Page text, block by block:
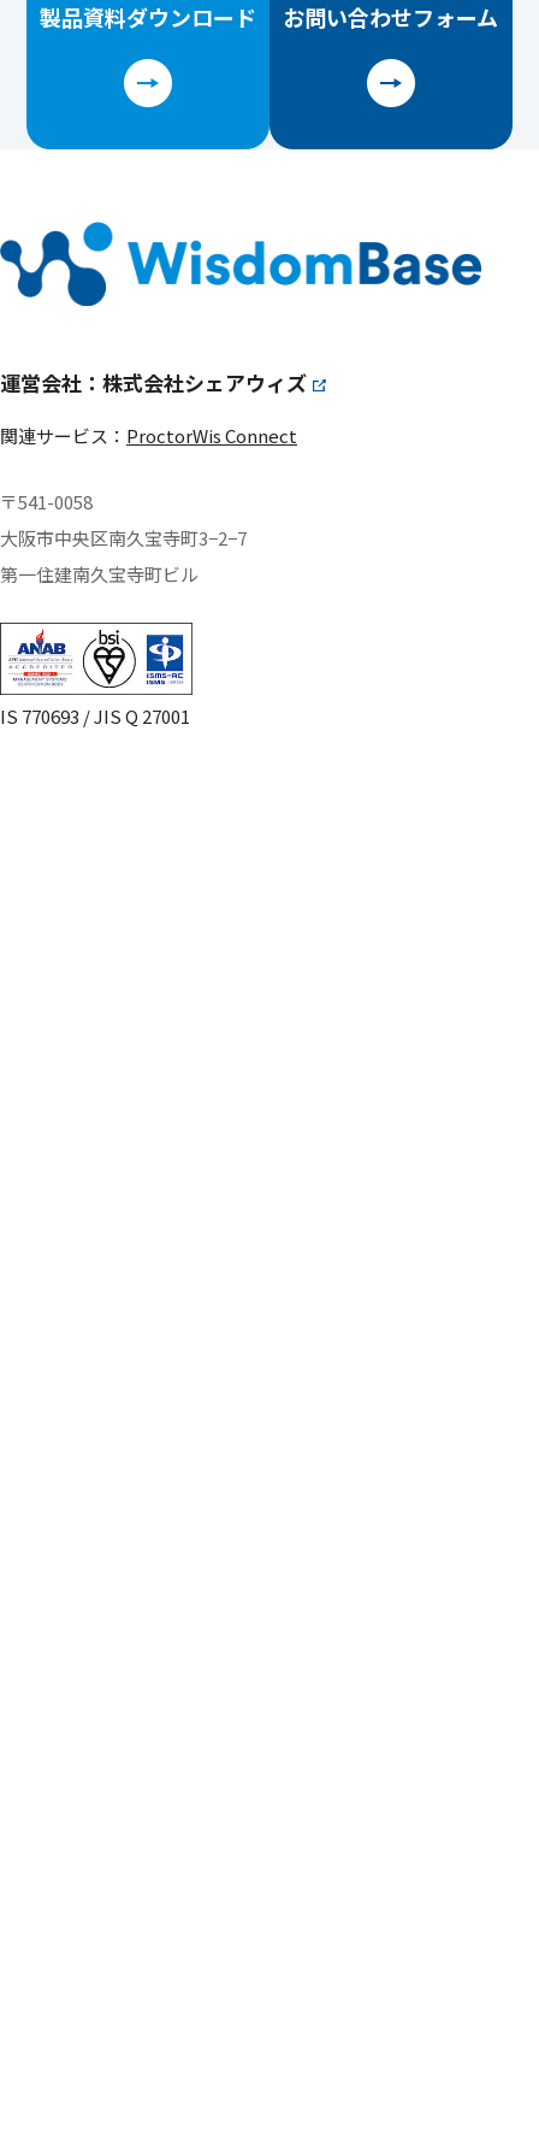
製品資料ダウンロード お問い合わせフォーム
運営会社：株式会社シェアウィズ
関連サービス： ProctorWis Connect
〒541-0058
大阪市中央区南久宝寺町3−2−7
第一住建南久宝寺町ビル
IS 770693 / JIS Q 27001